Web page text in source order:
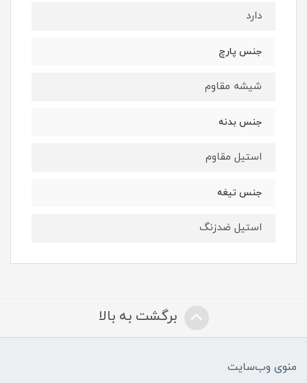
دارد
جنس پارچ
شیشه مقاوم
جنس بدنه
استیل مقاوم
جنس تیغه
استیل ضدزنگ
برگشت به بالا
منوی وب‌سایت